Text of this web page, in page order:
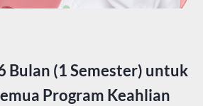
Bulan (1 Semester) untuk
Program Keahlian